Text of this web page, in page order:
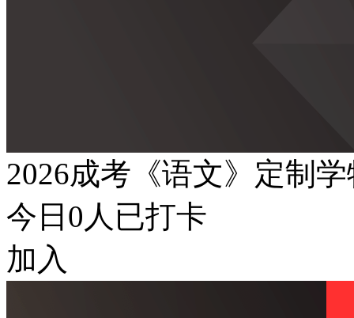
2026成考《语文》定制
今日 0 人已打卡
加入